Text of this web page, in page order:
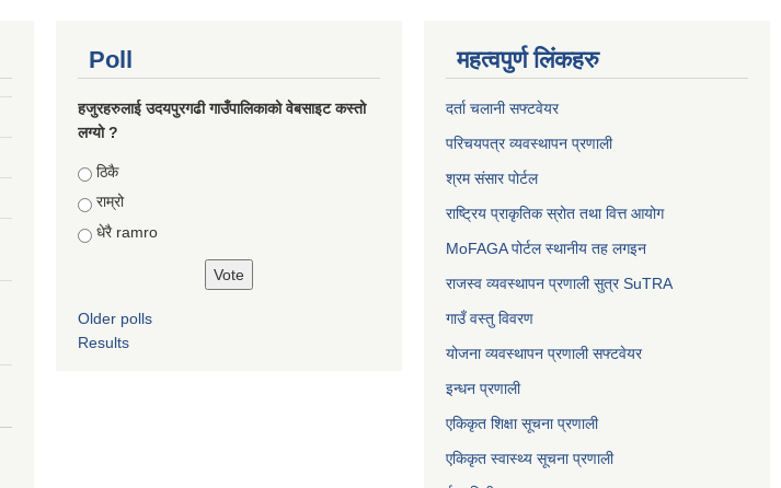
Poll
हजुरहरुलाई उदयपुरगढी गाउँपालिकाको वेबसाइट कस्तो
लग्यो ?
Choices
ठिकै
राम्रो
धेरै ramro
Older polls
Results
महत्वपुर्ण लिंकहरु
दर्ता चलानी सफ्टवेयर
परिचयपत्र व्यवस्थापन प्रणाली
श्रम संसार पोर्टल
राष्ट्रिय प्राकृतिक स्रोत तथा वित्त आयोग
MoFAGA पोर्टल स्थानीय तह लगइन
राजस्व व्यवस्थापन प्रणाली सुत्र SuTRA
गाउँ वस्तु विवरण
योजना व्यवस्थापन प्रणाली सफ्टवेयर
इन्धन प्रणाली
एकिकृत शिक्षा सूचना प्रणाली
एकिकृत स्वास्थ्य सूचना प्रणाली